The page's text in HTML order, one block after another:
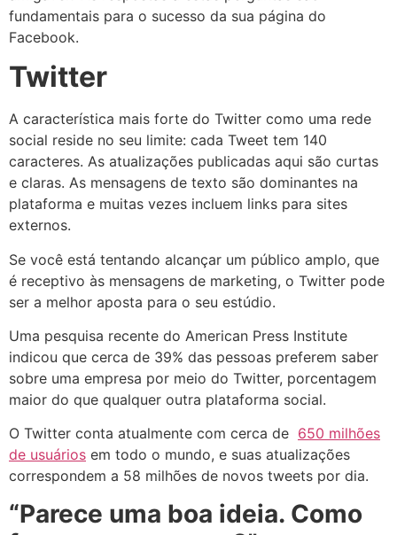
fundamentais para o sucesso da sua página do
Facebook.
Twitter
A característica mais forte do Twitter como uma rede
social reside no seu limite: cada Tweet tem 140
caracteres. As atualizações publicadas aqui são curtas
e claras. As mensagens de texto são dominantes na
plataforma e muitas vezes incluem links para sites
externos.
Se você está tentando alcançar um público amplo, que
é receptivo às mensagens de marketing, o Twitter pode
ser a melhor aposta para o seu estúdio.
Uma pesquisa recente do American Press Institute
indicou que cerca de 39% das pessoas preferem saber
sobre uma empresa por meio do Twitter, porcentagem
maior do que qualquer outra plataforma social.
O Twitter conta atualmente com cerca de 650 milhões
de usuários em todo o mundo, e suas atualizações
correspondem a 58 milhões de novos tweets por dia.
“Parece uma boa ideia. Como